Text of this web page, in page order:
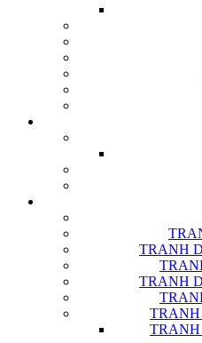
TRANH
TRANH